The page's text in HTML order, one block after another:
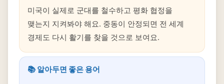
미국이 실제로 군대를 철수하고 평화 협정을
맺는지 지켜봐야 해요. 중동이 안정되면 전 세계
경제도 다시 활기를 찾을 것으로 보여요.
📚 알아두면 좋은 용어